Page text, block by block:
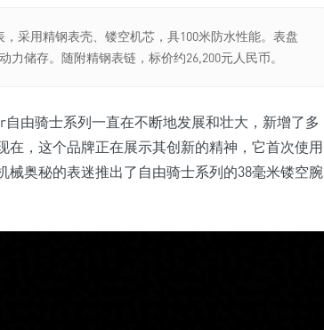
采用精钢表壳、镂空机芯，具100米防水性能。表盘
力储存。随附精钢表链，标价约26,200元人民币。
由骑士系列一直在不断地发展和壮大，新增了多
，这个品牌正在展示其创新的精神，它首次使用
械奥秘的表迷推出了自由骑士系列的38毫米镂空腕